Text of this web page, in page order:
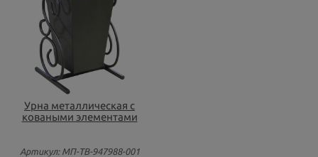
Урна металлическая с
коваными элементами
Артикул: МП-ТВ-947988-001